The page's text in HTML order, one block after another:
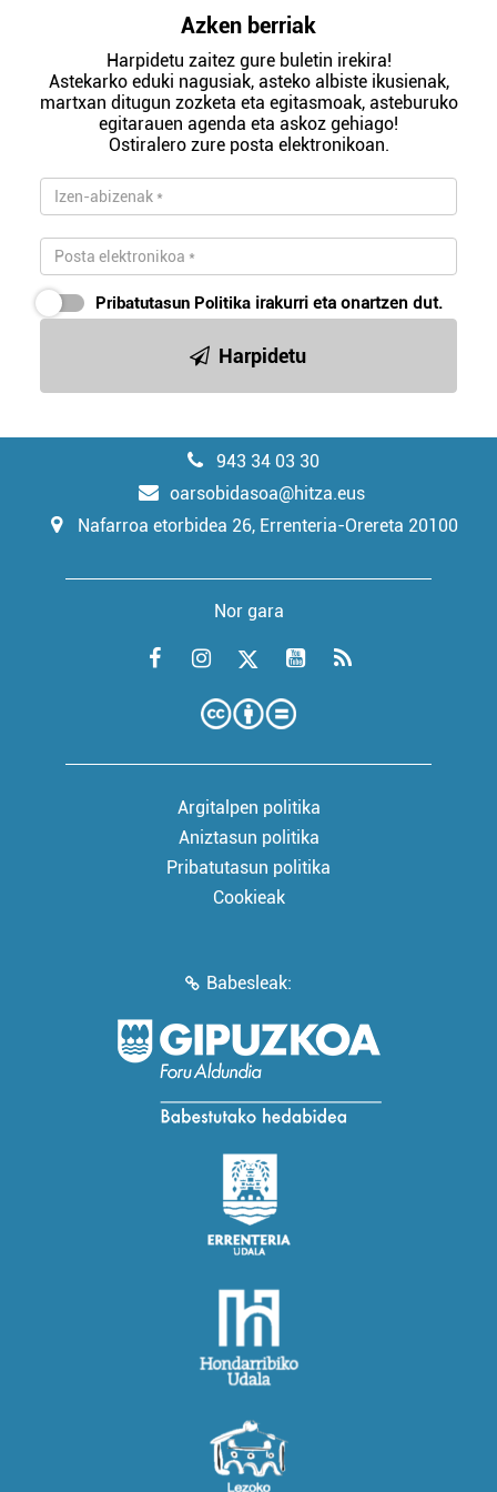
Azken berriak
Harpidetu zaitez gure buletin irekira!
Astekarko eduki nagusiak, asteko albiste ikusienak,
martxan ditugun zozketa eta egitasmoak, asteburuko
egitarauen agenda eta askoz gehiago!
Ostiralero zure posta elektronikoan.
Pribatutasun Politika irakurri eta onartzen dut.
Harpidetu
943 34 03 30
oarsobidasoa@hitza.eus
Nafarroa etorbidea 26, Errenteria-Orereta 20100
Nor gara
Argitalpen politika
Aniztasun politika
Pribatutasun politika
Cookieak
Babesleak: